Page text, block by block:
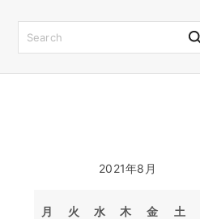
2021年8月
月 火 水 木 金 土